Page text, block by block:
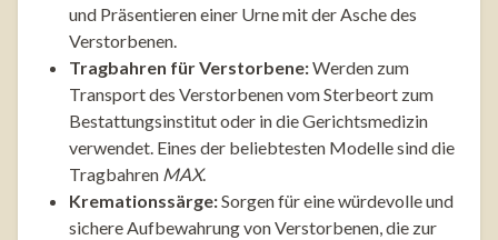
und Präsentieren einer Urne mit der Asche des
Verstorbenen.
Tragbahren für Verstorbene:Werden zum
Transport des Verstorbenen vom Sterbeort zum
Bestattungsinstitut oder in die Gerichtsmedizin
verwendet. Eines der beliebtesten Modelle sind die
Tragbahren MAX.
Kremationssärge:Sorgen für eine würdevolle und
sichere Aufbewahrung von Verstorbenen, die zur